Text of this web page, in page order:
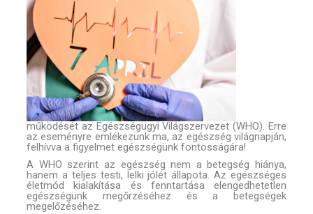
működését az Egészségügyi Világszervezet (WHO). Erre
az eseményre emlékezünk ma, az egészség világnapján,
felhívva a figyelmet egészségünk fontosságára!
A WHO szerint az egészség nem a betegség hiánya,
hanem a teljes testi, lelki jólét állapota. Az egészséges
életmód kialakítása és fenntartása elengedhetetlen
egészségünk megőrzéséhez és a betegségek
megelőzéséhez.